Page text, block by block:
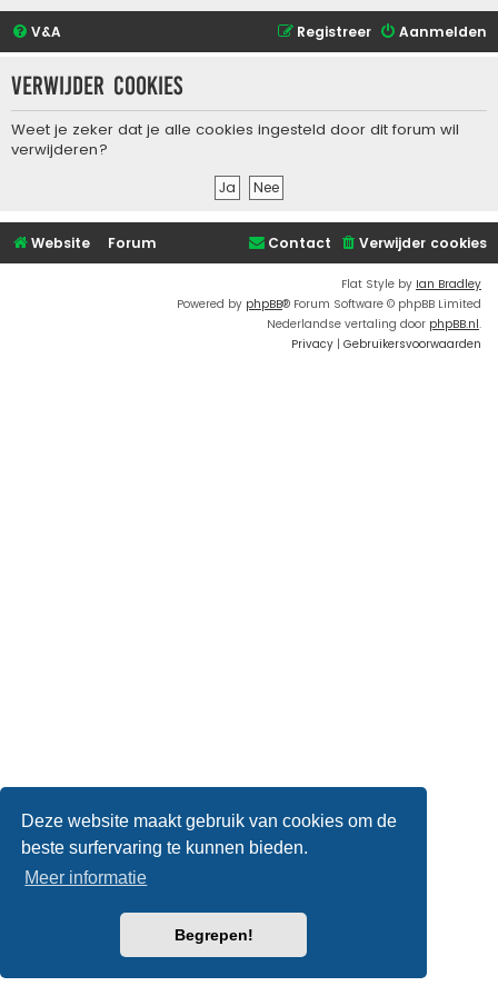
Deze website maakt gebruik van cookies om de
beste surfervaring te kunnen bieden.
Meer informatie
Begrepen!
V&A Aanmelden
Registreer
Verwijder cookies
Weet je zeker dat je alle cookies ingesteld door dit forum wil
verwijderen?
Website Forum Verwijder cookies
Contact
Flat Style by Ian Bradley
Powered by phpBB® Forum Software © phpBB Limited
Nederlandse vertaling door phpBB.nl.
Privacy | Gebruikersvoorwaarden